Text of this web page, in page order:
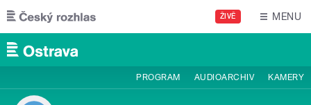
Přejít k hlavnímu obsahu
ŽIVĚ MENU
PROGRAM AUDIOARCHIV KAMERY